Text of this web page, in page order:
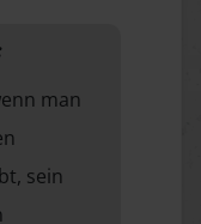
man
sein